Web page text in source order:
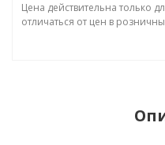
Цена действительна только
отличаться от цен в